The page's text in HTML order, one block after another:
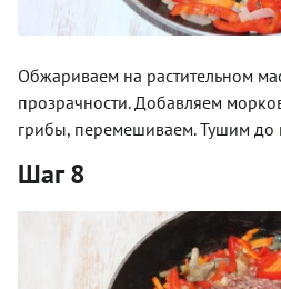
Обжариваем на растительном
прозрачности. Добавляем
грибы, перемешиваем. Тушим до
Шаг 8